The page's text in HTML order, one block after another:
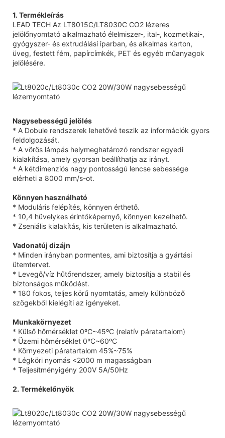
1. Termékleírás
LEAD TECH Az LT8015C/LT8030C CO2 lézeres
jelölőnyomtató alkalmazható élelmiszer-, ital-, kozmetikai-,
gyógyszer- és extrudálási iparban, és alkalmas karton,
üveg, festett fém, papírcímkék, PET és egyéb műanyagok
jelölésére.
Nagysebességű jelölés
* A Dobule rendszerek lehetővé teszik az információk gyors
feldolgozását.
* A vörös lámpás helymeghatározó rendszer egyedi
kialakítása, amely gyorsan beállíthatja az irányt.
* A kétdimenziós nagy pontosságú lencse sebessége
elérheti a 8000 mm/s-ot.
Könnyen használható
* Moduláris felépítés, könnyen érthető.
* 10,4 hüvelykes érintőképernyő, könnyen kezelhető.
* Zseniális kialakítás, kis területen is alkalmazható.
Vadonatúj dizájn
* Minden irányban pormentes, ami biztosítja a gyártási
ütemtervet.
* Levegő/víz hűtőrendszer, amely biztosítja a stabil és
biztonságos működést.
* 180 fokos, teljes körű nyomtatás, amely különböző
szögekből kielégíti az igényeket.
Munkakörnyezet
* Külső hőmérséklet 0ºC~45ºC (relatív páratartalom)
* Üzemi hőmérséklet 0ºC~60ºC
* Környezeti páratartalom 45%~75%
* Légköri nyomás <2000 m magasságban
* Teljesítményigény 200V 5A/50Hz
2. Termékelőnyök